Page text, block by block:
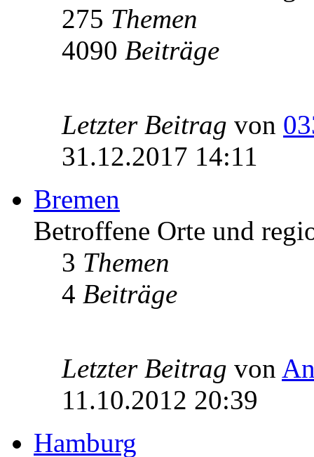
275 Themen
4090 Beiträge
Letzter Beitrag von
31.12.2017 14:11
Bremen
Betroffene Orte und
3 Themen
4 Beiträge
Letzter Beitrag von
11.10.2012 20:39
Hamburg